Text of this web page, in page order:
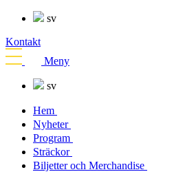
sv
Kontakt
Meny
sv
Hem
Nyheter
Program
Sträckor
Biljetter och Merchandise